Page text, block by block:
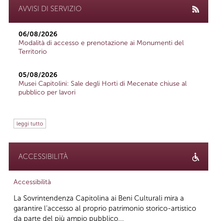
AVVISI DI SERVIZIO
06/08/2026
Modalità di accesso e prenotazione ai Monumenti del
Territorio
05/08/2026
Musei Capitolini: Sale degli Horti di Mecenate chiuse al
pubblico per lavori
leggi tutto
ACCESSIBILITÀ
Accessibilità
La Sovrintendenza Capitolina ai Beni Culturali mira a
garantire l’accesso al proprio patrimonio storico-artistico
da parte del più ampio pubblico...